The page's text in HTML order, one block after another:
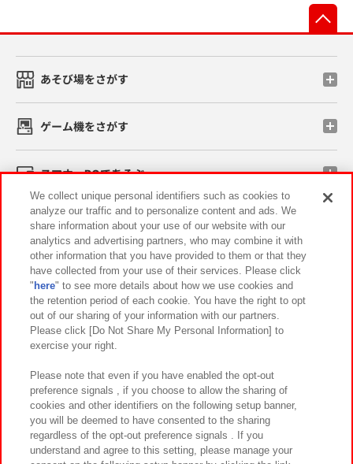
あそび場をさがす
ゲーム機をさがす
スマホ・PCであそぶ
イベント・キャンペーン
関連会社 サステナビリティ サイトポリシー
プライバシーポリシー ウェブアクセシビリティ方針と検証結果
お取引先さまとともに
カスタマーハラスメント対応方針 よくあるご質問・お問い合わせ
We collect unique personal identifiers such as cookies to
analyze our traffic and to personalize content and ads. We
share information about your use of our website with our
analytics and advertising partners, who may combine it with
other information that you have provided to them or that they
have collected from your use of their services. Please click
" here" to see more details about how we use cookies and
the retention period of each cookie. You have the right to opt
out of our sharing of your information with our partners.
Please click [Do Not Share My Personal Information] to
exercise your right.
Please note that even if you have enabled the opt-out
preference signals , if you choose to allow the sharing of
cookies and other identifiers on the following setup banner,
you will be deemed to have consented to the sharing
regardless of the opt-out preference signals . If you
understand and agree to this setting, please manage your